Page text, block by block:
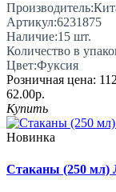
Производитель:
Артикул:6231875
Наличие:15 шт.
Количество в
Цвет:Фуксия
Розничная цена:
62.00р.
Купить
Новинка
Стаканы (250